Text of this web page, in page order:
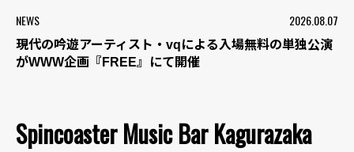
NEWS 2026.08.07
現代の吟遊アーティスト・vqによる入場無料の単独公演
がWWW企画『FREE』にて開催
Spincoaster Music Bar Kagurazaka